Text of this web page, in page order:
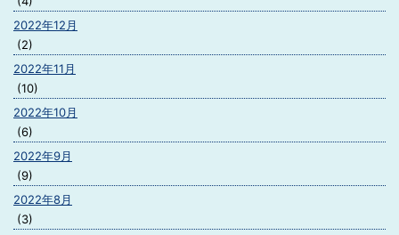
2022年12月
(2)
2022年11月
(10)
2022年10月
(6)
2022年9月
(9)
2022年8月
(3)